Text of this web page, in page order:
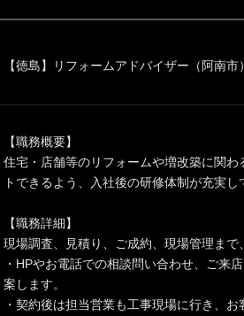
【徳島】リフォームアドバイザー（阿南市）
【職務概要】
住宅・店舗等のリフォームや増改築に関
トできるよう、入社後の研修体制が充実
【職務詳細】
現場調査、見積り、ご成約、現場管理まで
・HPやお電話での相談問い合わせ、ご来
案します。
・契約後は担当営業も工事現場に行き、